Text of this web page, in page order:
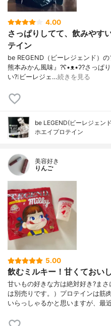
4.00
さっぱりしてて、飲みやす
テイン
be REGEND（ビーレジェンド）
熊本みかん風味』?ʕ•ᴥ•ʔ?さっぱ
い?❕ビーレジェ…続きを見る
be LEGEND(ビーレジェン
ホエイプロテイン
美容好き
りんご
5.00
飲むミルキー！甘くておい
甘いもの好きな方は絶対好き?ま
は別売りです。）プロテインは筋
いらっしゃるかと思いますが、最